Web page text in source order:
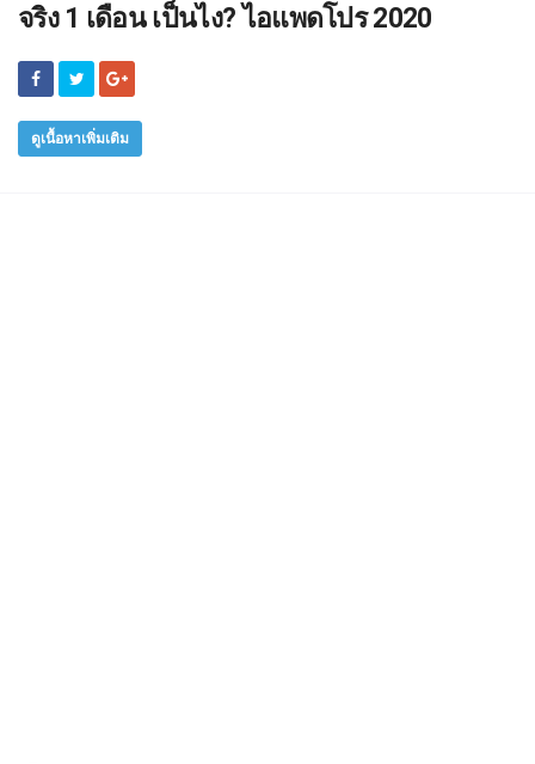
จริง 1 เดือน เป็นไง? ไอแพดโปร 2020
ดูเนื้อหาเพิ่มเติม